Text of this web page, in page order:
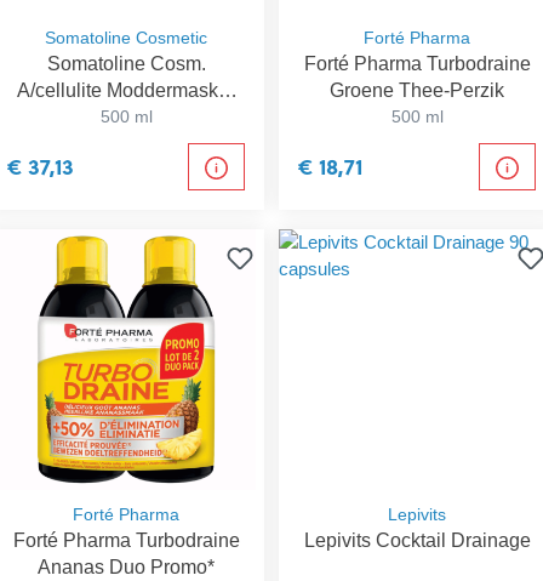
Somatoline Cosmetic
Somatoline Cosm.
A/cellulite Moddermasker
500ml
500 ml
€ 37,13
Forté Pharma
Forté Pharma Turbodraine
Groene Thee-Perzik
500 ml
€ 18,71
Forté Pharma
Forté Pharma Turbodraine
Ananas Duo Promo*
Lepivits
Lepivits Cocktail Drainage